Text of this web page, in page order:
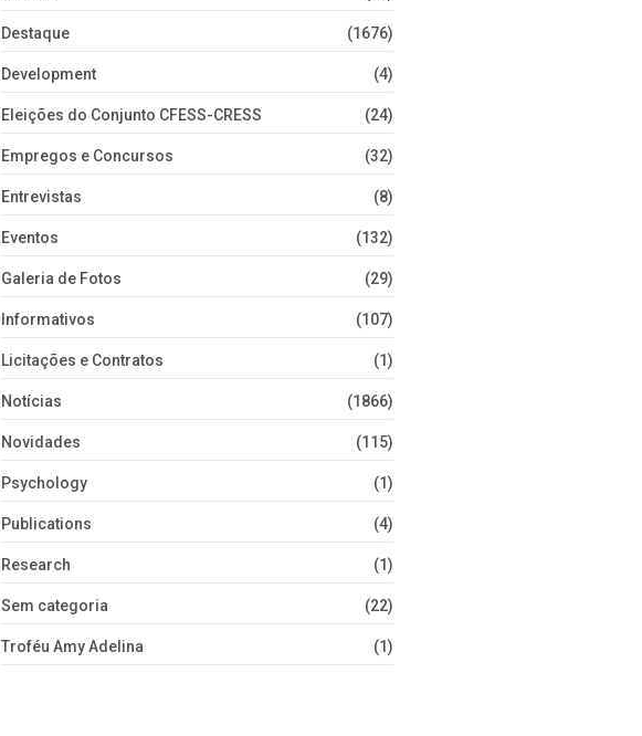
Destaque (1676)
Development (4)
Eleições do Conjunto CFESS-CRESS (24)
Empregos e Concursos (32)
Entrevistas (8)
Eventos (132)
Galeria de Fotos (29)
Informativos (107)
Licitações e Contratos (1)
Notícias (1866)
Novidades (115)
Psychology (1)
Publications (4)
Research (1)
Sem categoria (22)
Troféu Amy Adelina (1)